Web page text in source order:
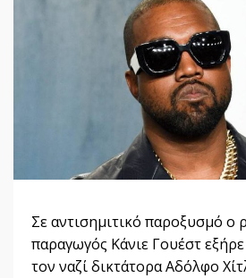
Σε αντισημιτικό παροξυσμό ο
παραγωγός Κάνιε Γουέστ
τον ναζί δικτάτορα Αδόλφο